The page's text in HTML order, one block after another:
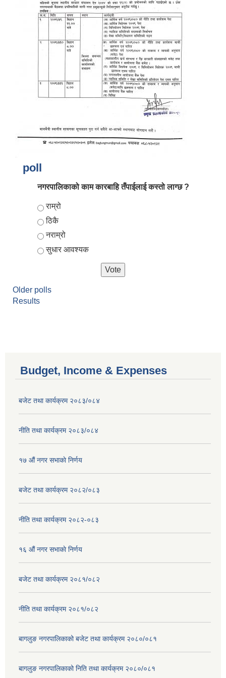
poll
नगरपालिकाको काम कारबाहि तँपाईलाई कस्तो लाग्छ ?
Choices
राम्रो
ठिकै
नराम्रो
सुधार आवश्यक
Older polls
Results
Budget, Income & Expenses
बजेट तथा कार्यक्रम २०८३/०८४
नीति तथा कार्यक्रम २०८३/०८४
१७ ‌‍औं नगर सभाकाे निर्णय
बजेट तथा कार्यक्रम २०८२/०८३
नीति तथा कार्यक्रम २०८२-०८३
१६ ‌औं नगर सभाकाे निर्णय
बजेट तथा कार्यक्रम २०८१/०८२
नीति तथा कार्यक्रम २०८१/०८२
बागलुङ नगरपालिकाको बजेट तथा कार्यक्रम २०८०/०८१
बागलुङ नगरपालिकाको निति तथा कार्यक्रम २०८०/०८१